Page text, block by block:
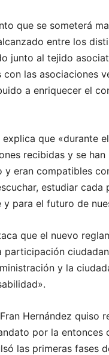
que se someterá
entre los
junto al tejido
con las asociaciones
a enriquecer el
explica que «durante
recibidas y se
y eran compatibles
estudiar
y para el futuro de
que el nuevo
participación
y la
Hernández quiso
por la entonces
las primeras fases